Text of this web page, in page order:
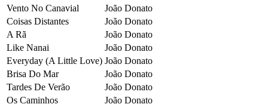
Vento No Canavial
João Donato
Coisas Distantes
João Donato
A Rã
João Donato
Like Nanai
João Donato
Everyday (A Little Love) João Donato
Brisa Do Mar
João Donato
Tardes De Verão
João Donato
Os Caminhos
João Donato